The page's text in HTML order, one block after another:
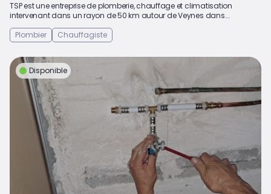
TSP est une entreprise de plomberie, chauffage et climatisation
intervenant dans un rayon de 50 km autour de Veynes dans...
Plombier
Chauffagiste
Disponible